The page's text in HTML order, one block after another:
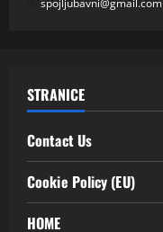
STRANICE
Contact Us
Cookie Policy (EU)
HOME